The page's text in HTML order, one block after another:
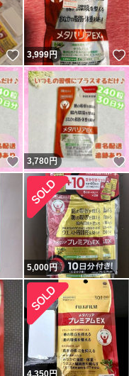
いいね！
3,999円
いいね！
3,780円
5,000円